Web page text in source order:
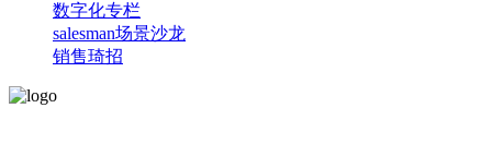
数字化专栏
salesman场景沙龙
销售琦招